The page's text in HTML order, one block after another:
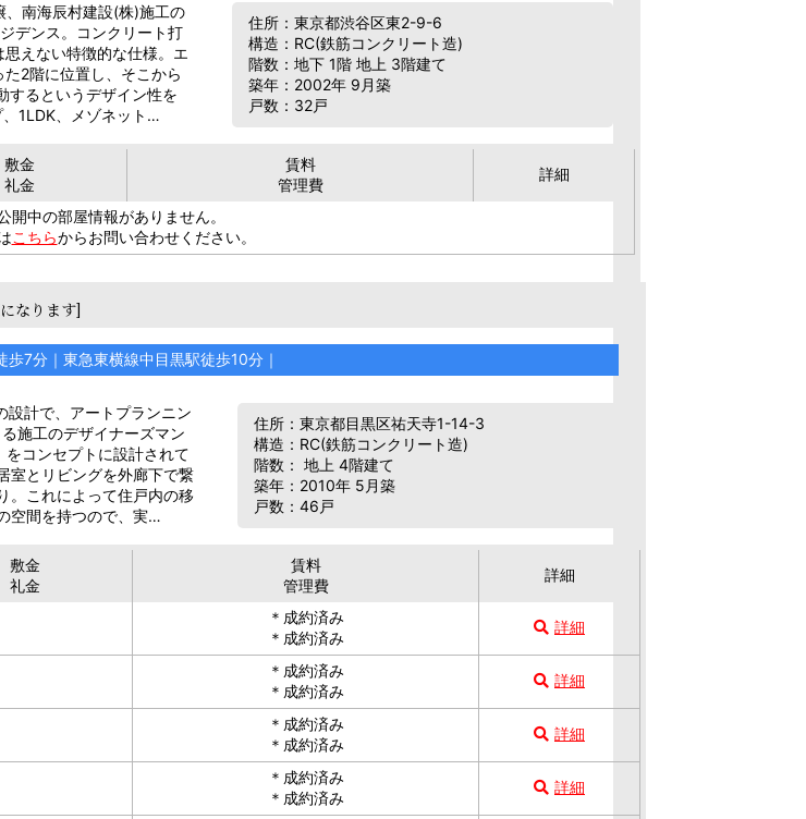
、南海辰村建設(株)施工の
デンス。コンクリート打
えない特徴的な仕様。エ
2階に位置し、そこから
するというデザイン性を
1LDK、メゾネット…
住所：東京都渋谷区東2-9-6
構造：RC(鉄筋コンクリート造)
階数：地下 1階 地上 3階建て
築年：2002年 9月築
戸数：32戸
敷金
礼金
賃料
管理費
詳細
開中の部屋情報がありません。
こちらからお問い合わせください。
なります]
7分｜東急東横線中目黒駅徒歩10分｜
計で、アートプランニン
施工のデザイナーズマン
をコンセプトに設計されて
室とリビングを外廊下で繋
。これによって住戸内の移
空間を持つので、実…
住所：東京都目黒区祐天寺1-14-3
構造：RC(鉄筋コンクリート造)
階数： 地上 4階建て
築年：2010年 5月築
戸数：46戸
敷金
礼金
賃料
管理費
詳細
＊成約済み
＊成約済み
詳細
＊成約済み
＊成約済み
詳細
＊成約済み
＊成約済み
詳細
＊成約済み
＊成約済み
詳細